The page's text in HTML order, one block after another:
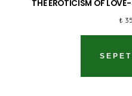
THE EROTICISM OF
₺